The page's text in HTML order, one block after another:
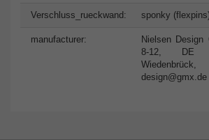
Verschluss_rueckwand: sponky
manufacturer:
Nielsen Design
8-12, DE
design@gmx.de